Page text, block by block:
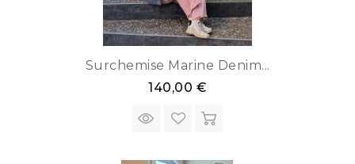
Surchemise Marine Denim...
140,00 €